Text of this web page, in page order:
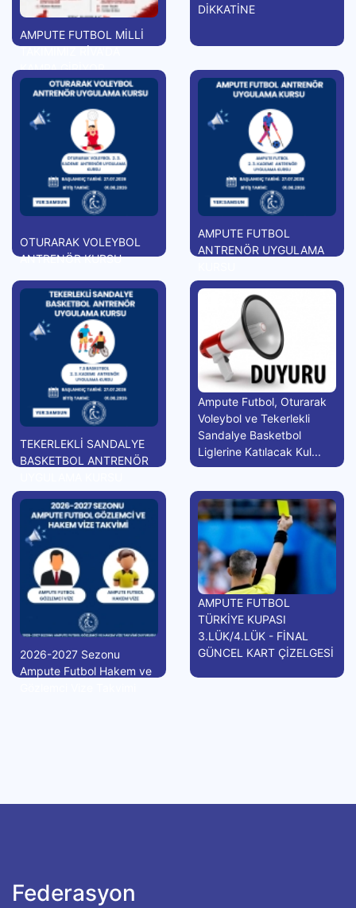
AMPUTE FUTBOL MİLLİ
KAMPA GİRİYOR
DİKKATİNE
OTURARAK VOLEYBOL
ANTRENÖR KURSU
AMPUTE FUTBOL
ANTRENÖR UYGULAMA
TEKERLEKLİ SANDALYE
BASKETBOL ANTRENÖR
Ampute Futbol, Oturarak
Voleybol ve Tekerlekli
Sandalye Basketbol
Liglerine Katılacak Kul...
2026-2027 Sezonu
Ampute Futbol Hakem ve
AMPUTE FUTBOL
TÜRKİYE KUPASI
3.LÜK/4.LÜK - FİNAL
GÜNCEL KART ÇİZELGESİ
Federasyon